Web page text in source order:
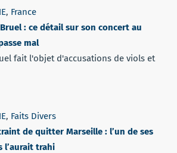
, France
: ce détail sur son concert au
mal
fait l'objet d'accusations de viols et
, Faits Divers
de quitter Marseille : l’un de ses
l’aurait trahi